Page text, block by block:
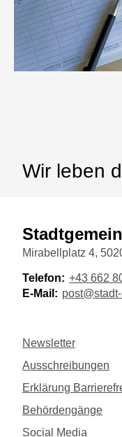
Wir leben
Mirabellplatz 4,
Telefon: +43 662
E-Mail:
Newsletter
Ausschreibungen
Erklärung
Behördengänge
Social Media